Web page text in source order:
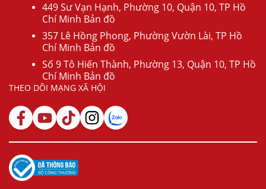
449 Sư Vạn Hạnh, Phường 10, Quận 10, TP Hồ
Chí Minh Bản đồ
357 Lê Hồng Phong, Phường Vườn Lài, TP Hồ
Chí Minh Bản đồ
Số 9 Tô Hiến Thành, Phường 13, Quận 10, TP Hồ
Chí Minh Bản đồ
THEO DÕI MẠNG XÃ HỘI